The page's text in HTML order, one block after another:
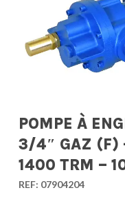
POMPE À
3/4″ GAZ (F)
1400 TRM –
REF: 07904204